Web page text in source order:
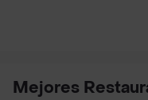
Mejores